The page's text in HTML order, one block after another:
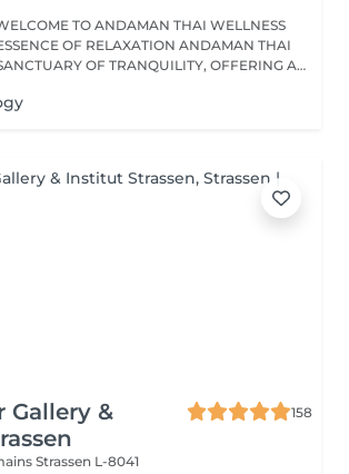
TO ANDAMAN THAI WELLNESS
OF RELAXATION ANDAMAN THAI
OF TRANQUILITY, OFFERING A
Gallery &
158
Strassen L-8041